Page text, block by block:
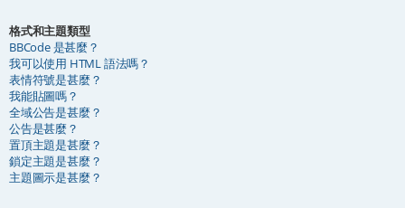
格式和主題類型
BBCode 是甚麼？
我可以使用 HTML 語法嗎？
表情符號是甚麼？
我能貼圖嗎？
全域公告是甚麼？
公告是甚麼？
置頂主題是甚麼？
鎖定主題是甚麼？
主題圖示是甚麼？